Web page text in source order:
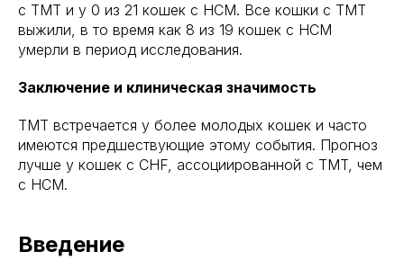
с TMT и у 0 из 21 кошек с HCM. Все кошки с TMT
выжили, в то время как 8 из 19 кошек с HCM
умерли в период исследования.
Заключение и клиническая значимость
TMT встречается у более молодых кошек и часто
имеются предшествующие этому события. Прогноз
лучше у кошек с CHF, ассоциированной с TMT, чем
с HCM.
Введение